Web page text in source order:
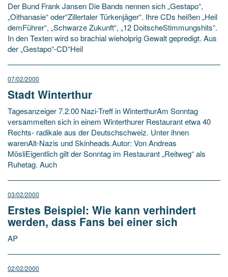
Der Bund Frank Jansen Die Bands nennen sich „Gestapo“,
„Oithanasie“ oder“Zillertaler Türkenjäger“. Ihre CDs heißen „Heil
demFührer“, „Schwarze Zukunft“, „12 DoitscheStimmungshits“.
In den Texten wird so brachial wieholprig Gewalt gepredigt. Aus
der „Gestapo“-CD“Heil
07/02/2000
Stadt Winterthur
Tagesanzeiger 7.2.00 Nazi-Treff in WinterthurAm Sonntag
versammelten sich in einem Winterthurer Restaurant etwa 40
Rechts- radikale aus der Deutschschweiz. Unter ihnen
warenAlt-Nazis und Skinheads.Autor: Von Andreas
MösliEigentlich gilt der Sonntag im Restaurant „Reitweg“ als
Ruhetag. Auch
03/02/2000
Erstes Beispiel: Wie kann verhindert
werden, dass Fans bei einer sich
AP
02/02/2000